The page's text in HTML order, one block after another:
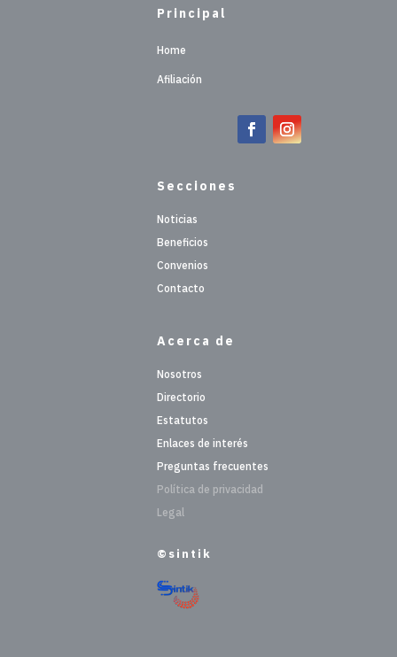
Principal
Home
Afiliación
Secciones
Noticias
Beneficios
Convenios
Contacto
Acerca de
Nosotros
Directorio
Estatutos
Enlaces de interés
Preguntas frecuentes
Política de privacidad
Legal
©sintik